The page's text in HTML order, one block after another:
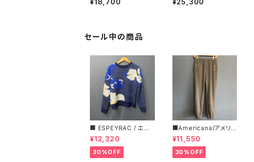
¥18,700
スト■3722-07■
¥25,300
セール中の商品
■ ESPEYRAC / エス
ぺラック ■ フラワーモ
チーフニット■YELLO
W & NAVY■ 超カワイ
イ！
¥12,320
30%OFF
■Americana/アメリカ
ーナ■マイクロフリー
ス・イージーパンツ■
¥11,550
30%OFF